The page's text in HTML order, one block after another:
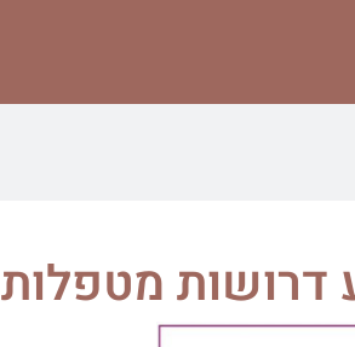
דרושות מטפלות